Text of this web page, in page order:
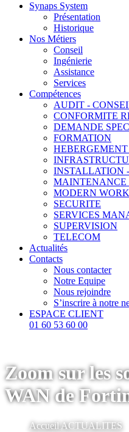
Synaps System
Présentation
Historique
Nos Métiers
Conseil
Ingénierie
Assistance
Services
Compétences
AUDIT -
CONFORMITE
DEMANDE
FORMATION
INSTALLATION
MAINTENANCE
MODERN
SECURITE
SERVICES
SUPERVISION
TELECOM
Actualités
Contacts
Nous contacter
Notre Equipe
Nous rejoindre
S’inscrire à notre
ESPACE CLIENT
01 60 53 60 00
Zoom sur les
WAN de
AccueilACTUALITES